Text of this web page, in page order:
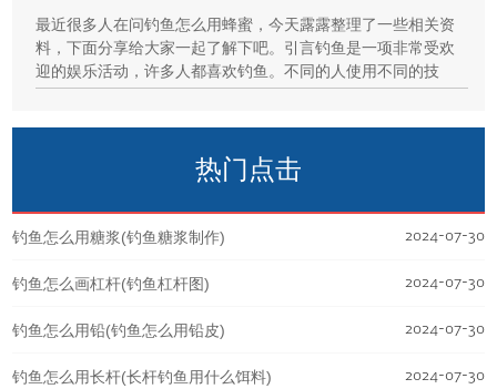
最近很多人在问钓鱼怎么用蜂蜜，今天露露整理了一些相关资
料，下面分享给大家一起了解下吧。引言钓鱼是一项非常受欢
迎的娱乐活动，许多人都喜欢钓鱼。不同的人使用不同的技
热门点击
2024-07-30
钓鱼怎么用糖浆(钓鱼糖浆制作)
2024-07-30
钓鱼怎么画杠杆(钓鱼杠杆图)
2024-07-30
钓鱼怎么用铅(钓鱼怎么用铅皮)
2024-07-30
钓鱼怎么用长杆(长杆钓鱼用什么饵料)